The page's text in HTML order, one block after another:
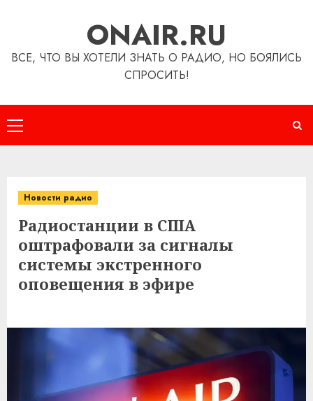
ONAIR.RU
ВСЕ, ЧТО ВЫ ХОТЕЛИ ЗНАТЬ О РАДИО, НО БОЯЛИСЬ
СПРОСИТЬ!
Основное
меню
Новости радио
Радиостанции в США
оштрафовали за сигналы
системы экстренного
оповещения в эфире